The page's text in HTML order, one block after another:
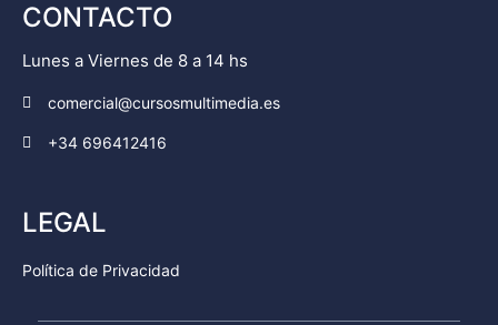
CONTACTO
Lunes a Viernes de 8 a 14 hs
comercial@cursosmultimedia.es
+34 696412416
LEGAL
Política de Privacidad